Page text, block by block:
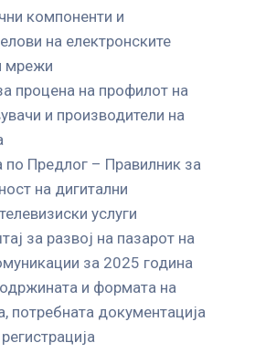
компоненти и
на електронските
мрежи
процена на профилот на
и производители на
по Предлог – Правилник за
на дигитални
услуги
за развој на пазарот на
за 2025 година
и формата на
потребната документација